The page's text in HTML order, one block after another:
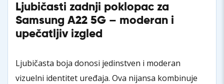
Ljubičasti zadnji poklopac za
Samsung A22 5G – moderan i
upečatljiv izgled
Ljubičasta boja donosi jedinstven i moderan
vizuelni identitet uređaja. Ova nijansa kombinuje